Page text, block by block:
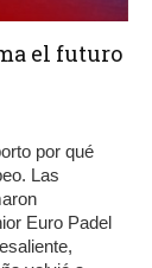
el futuro
por qué
Las
Euro Padel